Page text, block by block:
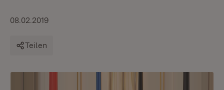
08.02.2019
Teilen